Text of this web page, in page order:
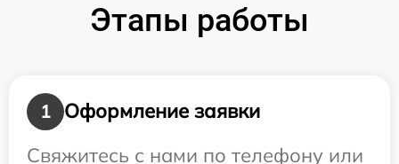
Этапы работы
1
Оформление заявки
Свяжитесь с нами по телефону или